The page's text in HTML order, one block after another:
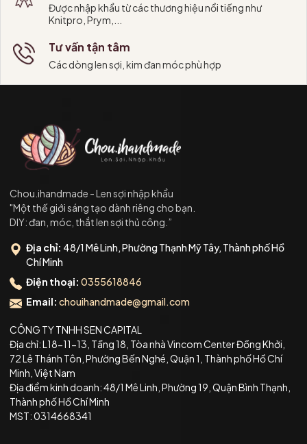
Được nhập khẩu từ các thương hiệu nổi tiếng như
Knitpro, Prym,...
Tư vấn tận tâm
Các dòng len sợi, kim đan móc phù hợp
Chou.ihandmade - Len sợi nhập khẩu
"Một thế giới sáng tạo dành riêng cho bạn.
DIY: đan, móc, thắt len sợi thủ công.”
Địa chỉ: 48/1 Mê Linh, Phường Thạnh Mỹ Tây, Thành phố Hồ
Chí Minh
Điện thoại: 0355618846
Email: chouihandmade@gmail.com
CÔNG TY TNHH SEN CAPITAL
Địa chỉ: L18-11-13, Tầng 18, Tòa nhà Vincom Center Đồng Khởi,
72 Lê Thánh Tôn, Phường Bến Nghé, Quận 1, Thành phố Hồ Chí
Minh, Việt Nam
Địa điểm kinh doanh: 48/1 Mê Linh, Phường 19, Quận Bình Thạnh,
Thành phố Hồ Chí Minh
MST: 0314668341